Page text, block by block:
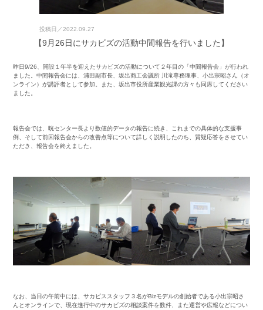
投稿日／2022.09.27
【9月26日にサカビズの活動中間報告を行いました】
昨日9/26、開設１年半を迎えたサカビズの活動について２年目の「中間報告会」が行われ
ました。中間報告会には、浦田副市長、坂出商工会議所 川滝専務理事、小出宗昭さん（オ
ンライン）が講評者として参加。また、坂出市役所産業観光課の方々も同席してください
ました。
報告会では、晄センター長より数値的データの報告に続き、これまでの具体的な支援事
例、そして前回報告会からの改善点等について詳しく説明したのち、質疑応答をさせてい
ただき、報告会を終えました。
なお、当日の午前中には、サカビススタッフ３名がBizモデルの創始者である小出宗昭さ
んとオンラインで、現在進行中のサカビズの相談案件を数件、また運営や広報などについ